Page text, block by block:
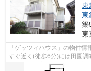
東
東
築
東
「ゲッツィハウス」の物件
すぐ近く(徒歩6分)には田園調
な利便性の高い物件です。初